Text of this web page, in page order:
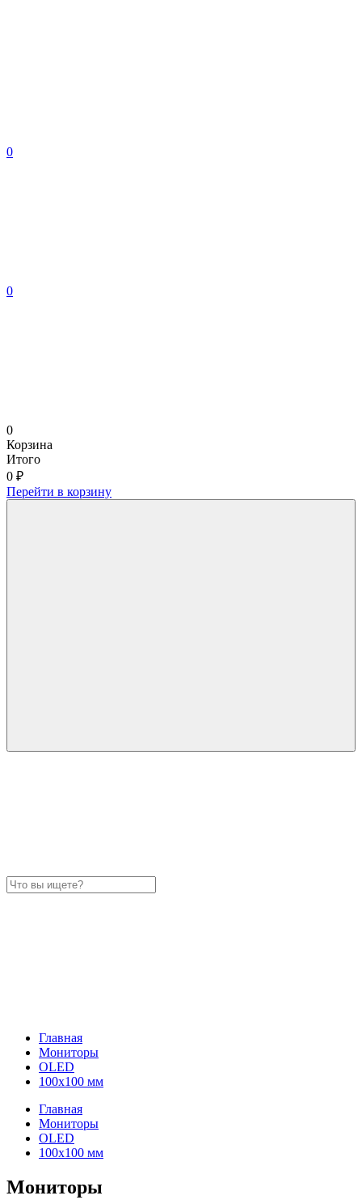
0
0
0
Корзина
Итого
0 ₽
Перейти в корзину
Главная
Мониторы
OLED
100x100 мм
Главная
Мониторы
OLED
100x100 мм
Мониторы